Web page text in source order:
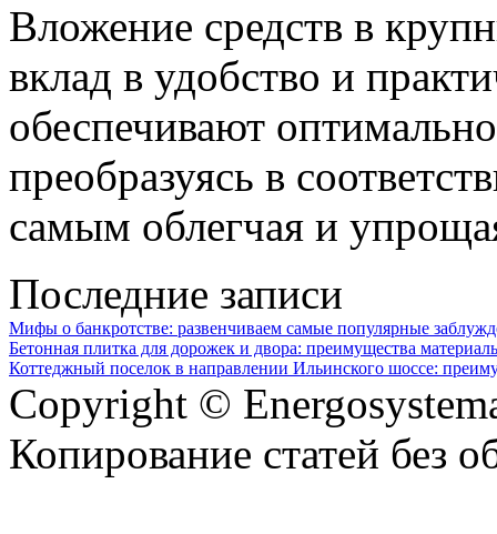
Вложение средств в
вклад в удобство и
обеспечивают
преобразуясь в
самым облегчая и
Последние записи
Мифы о банкротстве: развенчиваем самые популярные
Бетонная плитка для дорожек и двора: преимущества
Коттеджный поселок в направлении Ильинского шоссе:
Copyright ©
Копирование статей без